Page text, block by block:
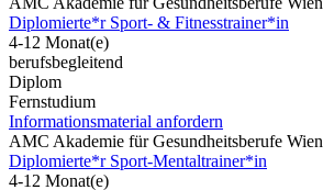
Diplomierte*r Sport- & Fitnesstrainer*in
4-12 Monat(e)
berufsbegleitend
Diplom
Fernstudium
Informationsmaterial anfordern
AMC Akademie für Gesundheitsberufe Wien
Diplomierte*r Sport-Mentaltrainer*in
4-12 Monat(e)